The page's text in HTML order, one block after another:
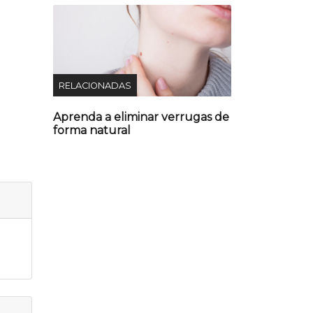
RELACIONADAS
Aprenda a eliminar verrugas de
forma natural